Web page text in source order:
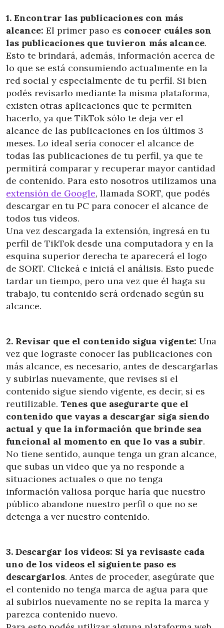
1. Encontrar las publicaciones con más
alcance: El primer paso es conocer cuáles son
las publicaciones que tuvieron más alcance.
Esto te brindará, además, información acerca de
lo que se está consumiendo actualmente en la
red social y especialmente de tu perfil. Si bien
podés revisarlo mediante la misma plataforma,
existen otras aplicaciones que te permiten
hacerlo, ya que TikTok sólo te deja ver el
alcance de las publicaciones en los últimos 3
meses. Lo ideal sería conocer el alcance de
todas las publicaciones de tu perfil, ya que te
permitirá comparar y recuperar mayor cantidad
de contenido. Para esto nosotros utilizamos una
extensión de Google, llamada SORT, que podés
descargar en tu PC para conocer el alcance de
todos tus videos.
Una vez descargada la extensión, ingresá en tu
perfil de TikTok desde una computadora y en la
esquina superior derecha te aparecerá el logo
de SORT. Clickeá e iniciá el análisis. Esto puede
tardar un tiempo, pero una vez que él haga su
trabajo, tu contenido será ordenado según su
alcance.
2. Revisar que el contenido sigua vigente: Una
vez que lograste conocer las publicaciones con
más alcance, es necesario, antes de descargarlas
y subirlas nuevamente, que revises si el
contenido sigue siendo vigente, es decir, si es
reutilizable. Tenes que asegurarte que el
contenido que vayas a descargar siga siendo
actual y que la información que brinde sea
funcional al momento en que lo vas a subir.
No tiene sentido, aunque tenga un gran alcance,
que subas un video que ya no responde a
situaciones actuales o que no tenga
información valiosa porque haría que nuestro
público abandone nuestro perfil o que no se
detenga a ver nuestro contenido.
3. Descargar los videos: Si ya revisaste cada
uno de los videos el siguiente paso es
descargarlos. Antes de proceder, asegúrate que
el contenido no tenga marca de agua para que
al subirlos nuevamente no se repita la marca y
parezca contenido nuevo.